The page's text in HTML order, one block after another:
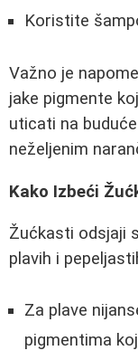
Koristite
Važno je
jake pigmente
uticati na
neželjenim
Kako Izbeći
Žućkasti odsjaji
plavih i
Za plave
pigmentima